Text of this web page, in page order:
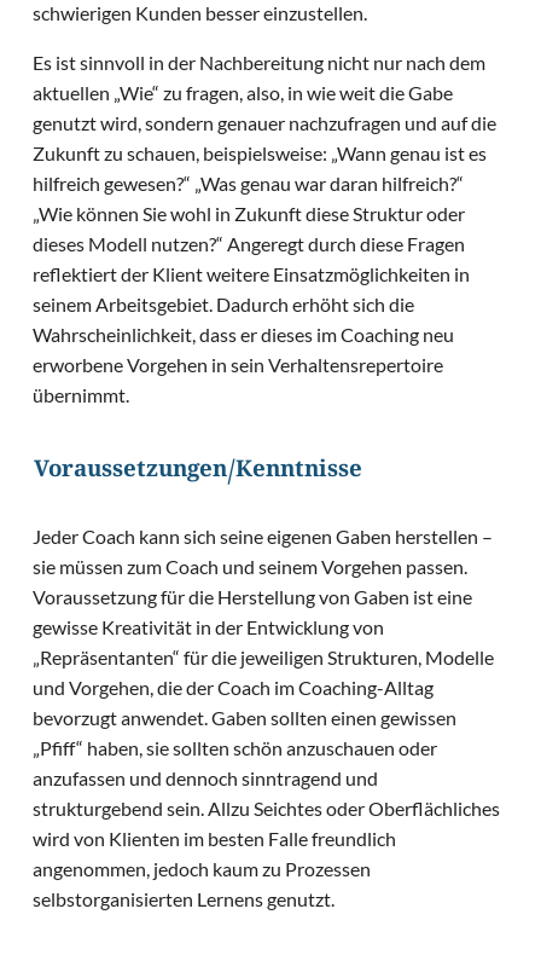
schwierigen Kunden besser einzustellen.
Es ist sinnvoll in der Nachbereitung nicht nur nach dem
aktuellen „Wie“ zu fragen, also, in wie weit die Gabe
genutzt wird, sondern genauer nachzufragen und auf die
Zukunft zu schauen, beispielsweise: „Wann genau ist es
hilfreich gewesen?“ „Was genau war daran hilfreich?“
„Wie können Sie wohl in Zukunft diese Struktur oder
dieses Modell nutzen?“ Angeregt durch diese Fragen
reflektiert der Klient weitere Einsatzmöglichkeiten in
seinem Arbeitsgebiet. Dadurch erhöht sich die
Wahrscheinlichkeit, dass er dieses im Coaching neu
erworbene Vorgehen in sein Verhaltensrepertoire
übernimmt.
Voraussetzungen/Kenntnisse
Jeder Coach kann sich seine eigenen Gaben herstellen –
sie müssen zum Coach und seinem Vorgehen passen.
Voraussetzung für die Herstellung von Gaben ist eine
gewisse Kreativität in der Entwicklung von
„Repräsentanten“ für die jeweiligen Strukturen, Modelle
und Vorgehen, die der Coach im Coaching-Alltag
bevorzugt anwendet. Gaben sollten einen gewissen
„Pfiff“ haben, sie sollten schön anzuschauen oder
anzufassen und dennoch sinntragend und
strukturgebend sein. Allzu Seichtes oder Oberflächliches
wird von Klienten im besten Falle freundlich
angenommen, jedoch kaum zu Prozessen
selbstorganisierten Lernens genutzt.